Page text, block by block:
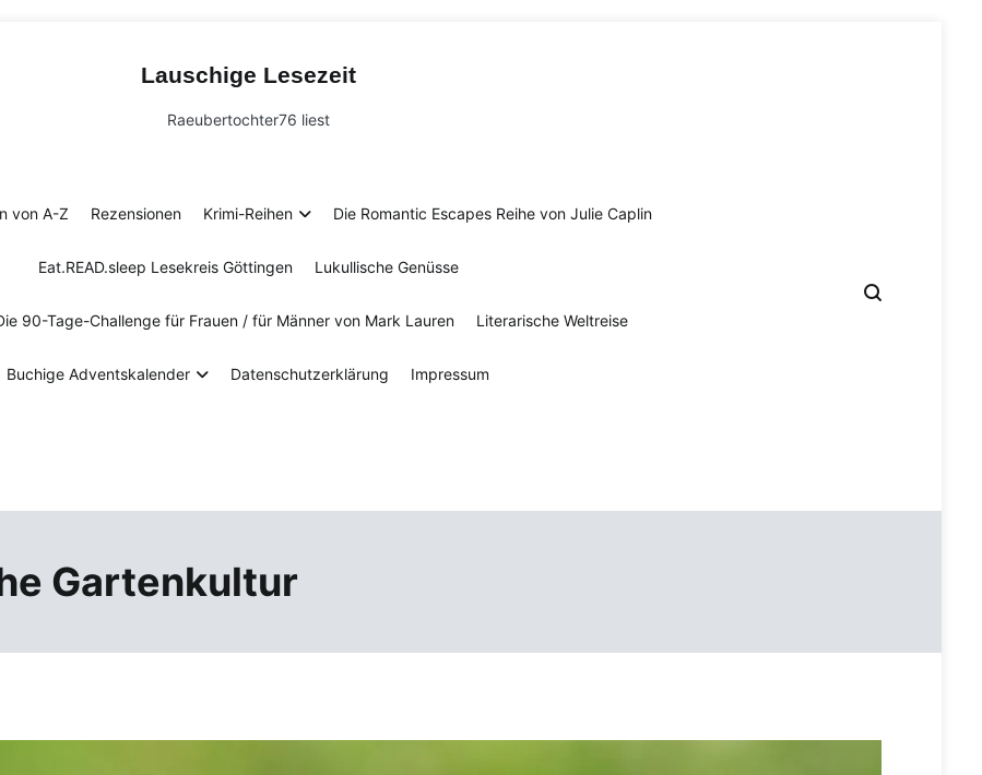
Lauschige Lesezeit
Raeubertochter76 liest
von A-Z Rezensionen Krimi-Reihen Die Romantic Escapes Reihe von Julie Caplin
Eat.READ.sleep Lesekreis Göttingen Lukullische Genüsse
90-Tage-Challenge für Frauen / für Männer von Mark Lauren Literarische Weltreise
Buchige Adventskalender Datenschutzerklärung Impressum
Gartenkultur